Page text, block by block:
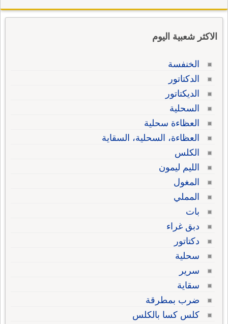
الاكثر شعبية اليوم
الخنفسة
الدكتاتور
الديكتاتور
السحلية
العظاءة سحلية
العظاءة، السحلية، السقاية
الكلس
الليم ليمون
المغول
المملي
بات
دبق غراء
دكتاتور
سحلية
سرير
سقاية
ضرب بمطرقة
كلس كسا بالكلس